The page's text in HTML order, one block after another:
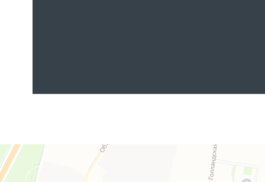
Яндекс.Карты
Яндекс.Карты — поиск мест и адресов, городской транспорт